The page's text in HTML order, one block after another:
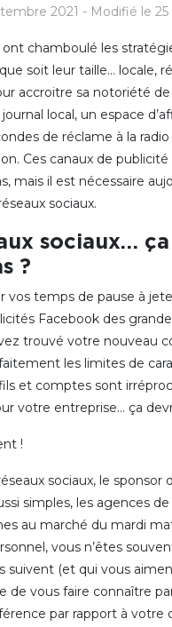
2021 - Modifié le
ont chamboulé les
soit leur taille… locale,
accroitre sa notoriété
local, un espace
de réclame à la
Ces canaux de
mais il est nécessaire
sociaux.
sociaux…
?
vos temps de pause à
Facebook des
trouvé votre nouveau
les limites de
et comptes sont
votre entreprise… ça
!
sociaux, le sponsor
simples, les agences
au marché du mardi
vous n’êtes
suivent (et qui vous
de vous faire connaître
par rapport à votre